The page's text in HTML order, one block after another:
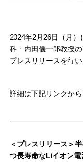
2024年2月26日（月
科・内田儀一郎教授
プレスリリースを行い
詳細は下記リンクから
＜プレスリリース＞
つ長寿命なLiイオン